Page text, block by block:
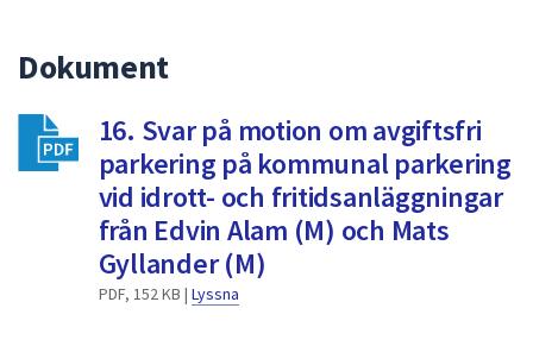
för
att
välja
något
av
Dokument
16. Svar på motion om avgiftsfri
parkering på kommunal parkering
vid idrott- och fritidsanläggningar
från Edvin Alam (M) och Mats
Gyllander (M)
PDF, 152 KB | Lyssna